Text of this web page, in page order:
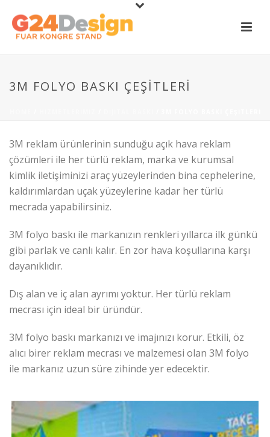
3M FOLYO BASKI ÇEŞITLERI
3M reklam ürünlerinin sunduğu açık hava reklam
çözümleri ile her türlü reklam, marka ve kurumsal
kimlik iletişiminizi araç yüzeylerinden bina cephelerine,
kaldırımlardan uçak yüzeylerine kadar her türlü
mecrada yapabilirsiniz.
3M folyo baskı ile markanızın renkleri yıllarca ilk günkü
gibi parlak ve canlı kalır. En zor hava koşullarına karşı
dayanıklıdır.
Dış alan ve iç alan ayrımı yoktur. Her türlü reklam
mecrası için ideal bir üründür.
3M folyo baskı markanızı ve imajınızı korur. Etkili, öz
alıcı birer reklam mecrası ve malzemesi olan 3M folyo
ile markanız uzun süre zihinde yer edecektir.